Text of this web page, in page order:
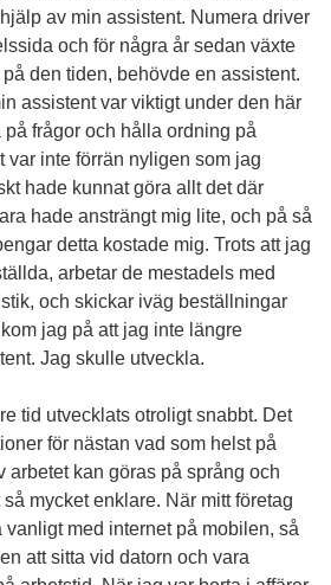
av min assistent. Numera driver
och för några år sedan växte
den tiden, behövde en assistent.
assistent var viktigt under den här
på frågor och hålla ordning på
var inte förrän nyligen som jag
hade kunnat göra allt det där
hade ansträngt mig lite, och på så
detta kostade mig. Trots att jag
arbetar de mestadels med
och skickar iväg beställningar
jag på att jag inte längre
Jag skulle utveckla.
tid utvecklats otroligt snabbt. Det
för nästan vad som helst på
arbetet kan göras på språng och
mycket enklare. När mitt företag
vanligt med internet på mobilen, så
att sitta vid datorn och vara